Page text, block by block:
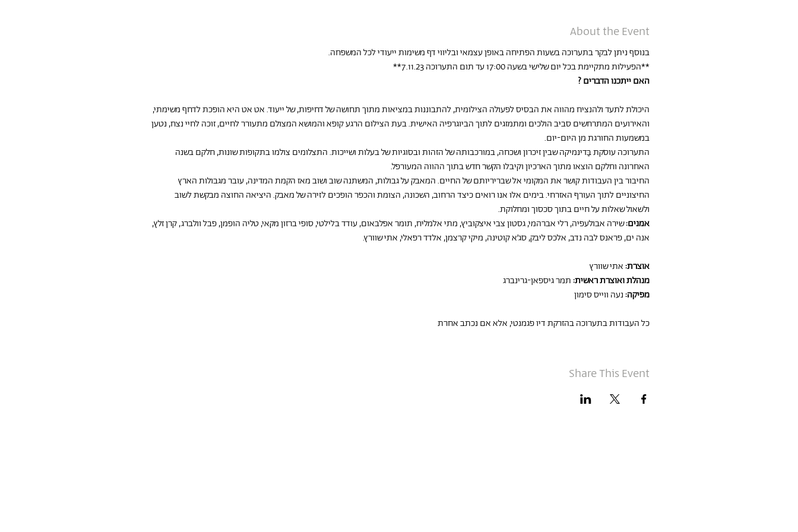
About the Event
בנוסף ניתן לבקר בתערוכה בשעות הפתיחה באופן עצמאי ובליווי דף משימות ייעודי לכל המשפחה.
**הפעילות מתקיימת בכל יום שלישי בשעה 17:00 עד תום התערוכה 7.11.23**
האם ייתכנו הדברים ?
היכולת לתעד ולהנציח מהווה את הבסיס לפעולה הצילומית, להתבוננות במציאות מתוך תחושה של דחיפות, של ייעוד. אט אט היא הופכת לדחף משימתי,
והאירועים המתרחשים סביב הולכים ומתמזגים לתוך הביוגרפיה האישית. בעת הצילום הרגע קופא והמושא המצולם מתעורר לחיים, זוכה לחיי נצח, נטען
במשמעות החורגת מן היום-יום.
התערוכה עוסקת בַּדינמיקה שבין זיכרון ושכחה, במורכבותה של הזהות ובסוגיות של בעלות ושייכות. התצלומים צולמו בתקופות שונות, חלקם בשנה
האחרונה וחלקם הוצאו מתוך הארכיון וקיבלו הקשר חדש בתוך ההווה המעורפל.
החיבור בין העבודות קושר את המקומי אל שבריריותם של החיים. המאבק על גבולות, המשתנה שוב ושוב מאז הקמת המדינה, עובר מגבולות הארץ
החיצוניים לתוך העורף האזרחי. בימים אלו אנו רואים כיצד הרחוב, השכונה, הצומת והכפר הופכים לזירה של מאבק. היציאה החוצה מבקשת לשוב
ולשאול שאלות על חיים בתוך סכסוך ומחלוקת.
אמנים: שירה אבולעפיה, רלי אברהמי, גסטון צבי איצקוביץ, מתי אלמליח, תומר אפלבאום, עודד בלילטי, סופי ברזון מקאי, טליה הופמן, פבל וולברג, קרן זלץ,
אנה ים, פראנס לבה נדב, אלכס ליבק, סג׳א קוטינה, מיקי קרצמן, אלדד רפאלי, אתי שוורץ.
אוצרת: אתי שוורץ
מנהלת ואוצרת ראשית: תמר גיספאן-גרינברג
מפיקה: נעה ווייס סימון
כל העבודות בתערוכה בהזרקת דיו פגמנטי, אלא אם נכתב אחרת
Share This Event